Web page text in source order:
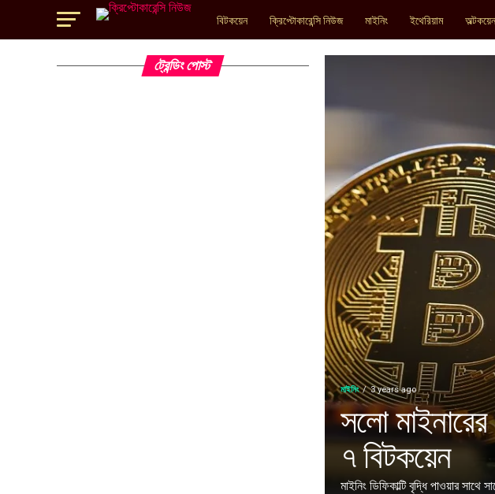
বিটকয়েন ক্রিপ্টোকারেন্সি নিউজ মাইনিং ইথেরিয়াম অল্টকয়েন
মাইনিং 3 years ago
সলো
৭ বিটকয়েন
মাইনিং ডিফিকাল্টি বৃদ্ধি পাওয়ার
ট্রেন্ডিং পোস্ট